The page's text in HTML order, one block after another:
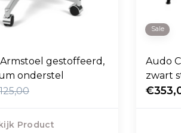
gestoffeerd,
onderstel
Product
Sale
Audo Co Dining Armstoel hout,
zwart